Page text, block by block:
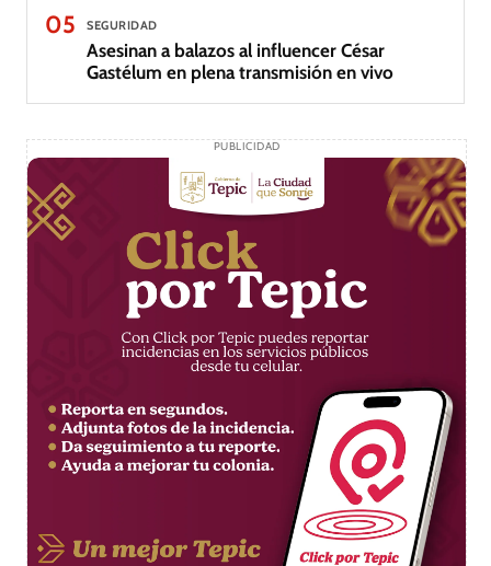
05 SEGURIDAD
Asesinan a balazos al influencer César
Gastélum en plena transmisión en vivo
PUBLICIDAD